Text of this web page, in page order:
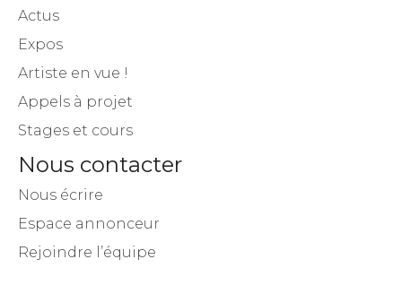
Actus
Expos
Artiste en vue !
Appels à projet
Stages et cours
Nous contacter
Nous écrire
Espace annonceur
Rejoindre l’équipe